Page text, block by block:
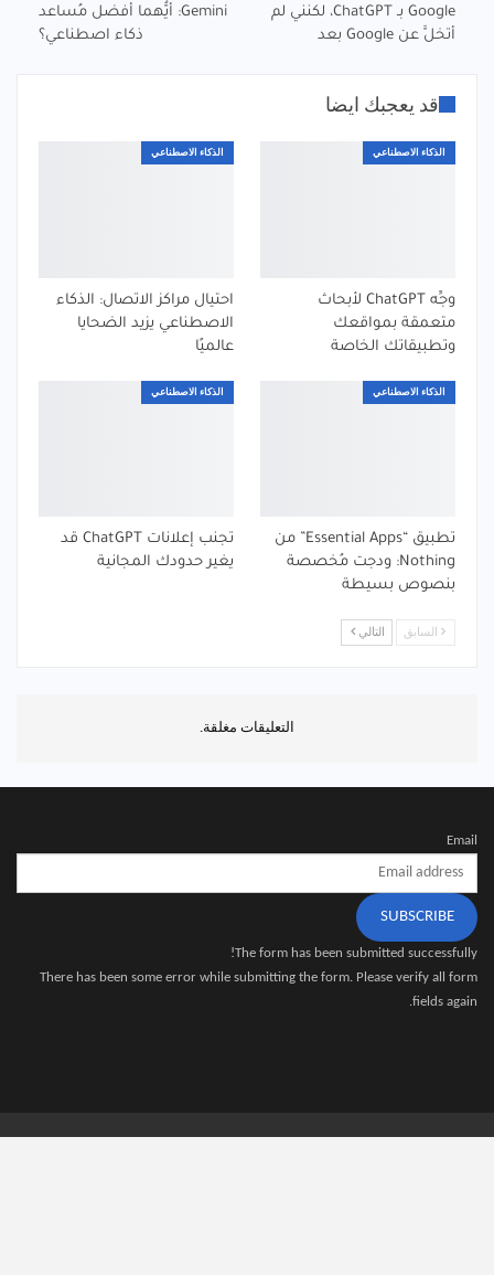
Google بـ ChatGPT، لكنني لم
أتخلَّ عن Google بعد
Gemini: أيُّهما أفضل مُساعد
ذكاء اصطناعي؟
قد يعجبك ايضا
الذكاء الاصطناعي
وجِّه ChatGPT لأبحاث
متعمقة بمواقعك
وتطبيقاتك الخاصة
الذكاء الاصطناعي
احتيال مراكز الاتصال: الذكاء
الاصطناعي يزيد الضحايا
عالميًا
الذكاء الاصطناعي
تطبيق “Essential Apps” من
Nothing: ودجت مُخصصة
بنصوص بسيطة
الذكاء الاصطناعي
تجنب إعلانات ChatGPT قد
يغير حدودك المجانية
السابق التالي
التعليقات مغلقة.
Email
SUBSCRIBE
The form has been submitted successfully!
There has been some error while submitting the form. Please verify all form
fields again.